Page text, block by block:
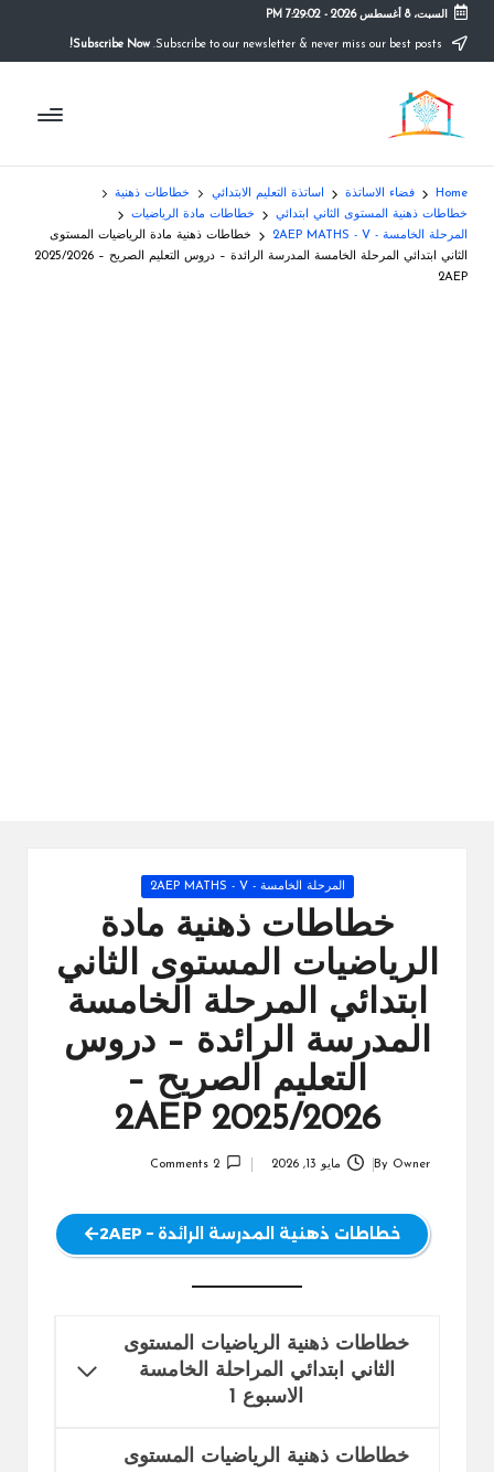
content
السبت، 8 أغسطس 2026 -
7:29:02 PM
Subscribe Now!
م
و
ق
ع
ال
التعليم
الصريح
Home فضاء الاساتذة اساتذة التعليم الابتدائي
خطاطات ذهنية
خطاطات ذهنية المستوى الثاني ابتدائي
خطاطات مادة الرياضيات
المرحلة الخامسة - 2AEP MATHS - V
خطاطات ذهنية مادة الرياضيات المستوى
الثاني ابتدائي المرحلة الخامسة المدرسة الرائدة – دروس التعليم الصريح – 2025/2026
2AEP
Posted
in
المرحلة الخامسة - 2AEP MATHS - V
خطاطات ذهنية مادة
الرياضيات المستوى الثاني
ابتدائي المرحلة الخامسة
المدرسة الرائدة – دروس
التعليم الصريح –
2025/2026 2AEP
By Owner مايو 13, 2026 2 Comments
خطاطات ذهنية المدرسة الرائدة – 2AEP
خطاطات ذهنية الرياضيات المستوى
الثاني ابتدائي المراحلة الخامسة
الاسبوع 1
خطاطات ذهنية الرياضيات المستوى